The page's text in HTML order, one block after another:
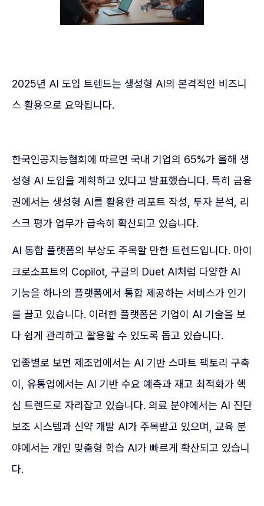
2025년 AI 도입 트렌드는 생성형 AI의 본격적인 비즈니
스 활용으로 요약됩니다.
한국인공지능협회에 따르면 국내 기업의 65%가 올해 생
성형 AI 도입을 계획하고 있다고 발표했습니다. 특히 금융
권에서는 생성형 AI를 활용한 리포트 작성, 투자 분석, 리
스크 평가 업무가 급속히 확산되고 있습니다.
AI 통합 플랫폼의 부상도 주목할 만한 트렌드입니다. 마이
크로소프트의 Copilot, 구글의 Duet AI처럼 다양한 AI
기능을 하나의 플랫폼에서 통합 제공하는 서비스가 인기
를 끌고 있습니다. 이러한 플랫폼은 기업이 AI 기술을 보
다 쉽게 관리하고 활용할 수 있도록 돕고 있습니다.
업종별로 보면 제조업에서는 AI 기반 스마트 팩토리 구축
이, 유통업에서는 AI 기반 수요 예측과 재고 최적화가 핵
심 트렌드로 자리잡고 있습니다. 의료 분야에서는 AI 진단
보조 시스템과 신약 개발 AI가 주목받고 있으며, 교육 분
야에서는 개인 맞춤형 학습 AI가 빠르게 확산되고 있습니
다.